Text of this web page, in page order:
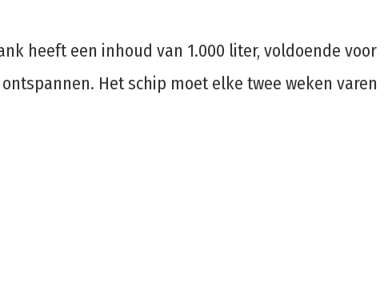
heeft een inhoud van 1.000 liter, voldoende voor
Het schip moet elke twee weken varen